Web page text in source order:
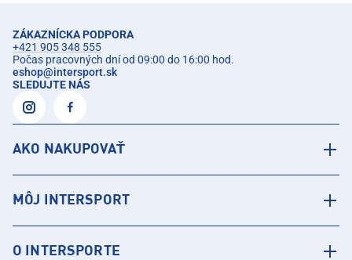
ZÁKAZNÍCKA PODPORA
+421 905 348 555
Počas pracovných dní od 09:00 do 16:00 hod.
eshop@intersport.sk
SLEDUJTE NÁS
AKO NAKUPOVAŤ
MÔJ INTERSPORT
O INTERSPORTE